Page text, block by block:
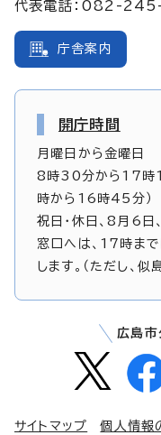
代表電話：082-
庁舎案内
開庁時間
月曜日から金曜日
8時30分から17時
時から16時45分）
祝日・休日、8月6
窓口へは、17時ま
します。（ただし、
広島
サイトマップ 個人情報